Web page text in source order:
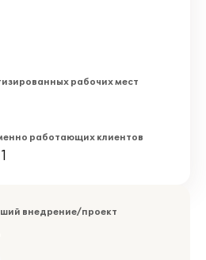
рабочих мест
работающих клиентов
внедрение/проект